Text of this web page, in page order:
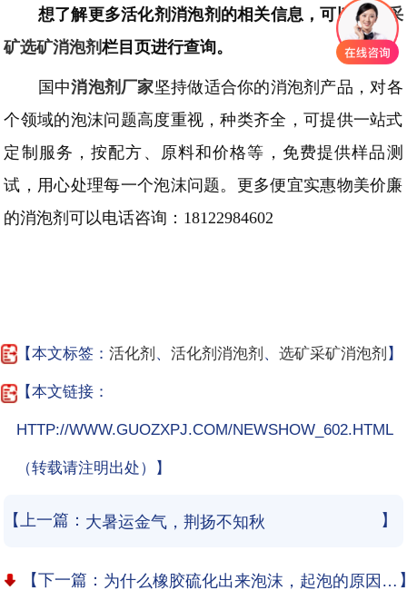
想了解更多活化剂消泡剂的相关信息，可以点击 采
矿选矿消泡剂栏目页进行查询。
国中消泡剂厂家坚持做适合你的消泡剂产品，对各
个领域的泡沫问题高度重视，种类齐全，可提供一站式
定制服务，按配方、原料和价格等，免费提供样品测
试，用心处理每一个泡沫问题。更多便宜实惠物美价廉
的消泡剂可以电话咨询： 18122984602
【本文标签： 活化剂 、 活化剂消泡剂 、 选矿采矿消泡剂 】
【本文链接：
HTTP://WWW.GUOZXPJ.COM/NEWSHOW_602.HTML
（转载请注明出处）】
【上一篇： 大暑运金气，荆扬不知秋 】
【下一篇： 为什么橡胶硫化出来泡沫，起泡的原因有哪些？